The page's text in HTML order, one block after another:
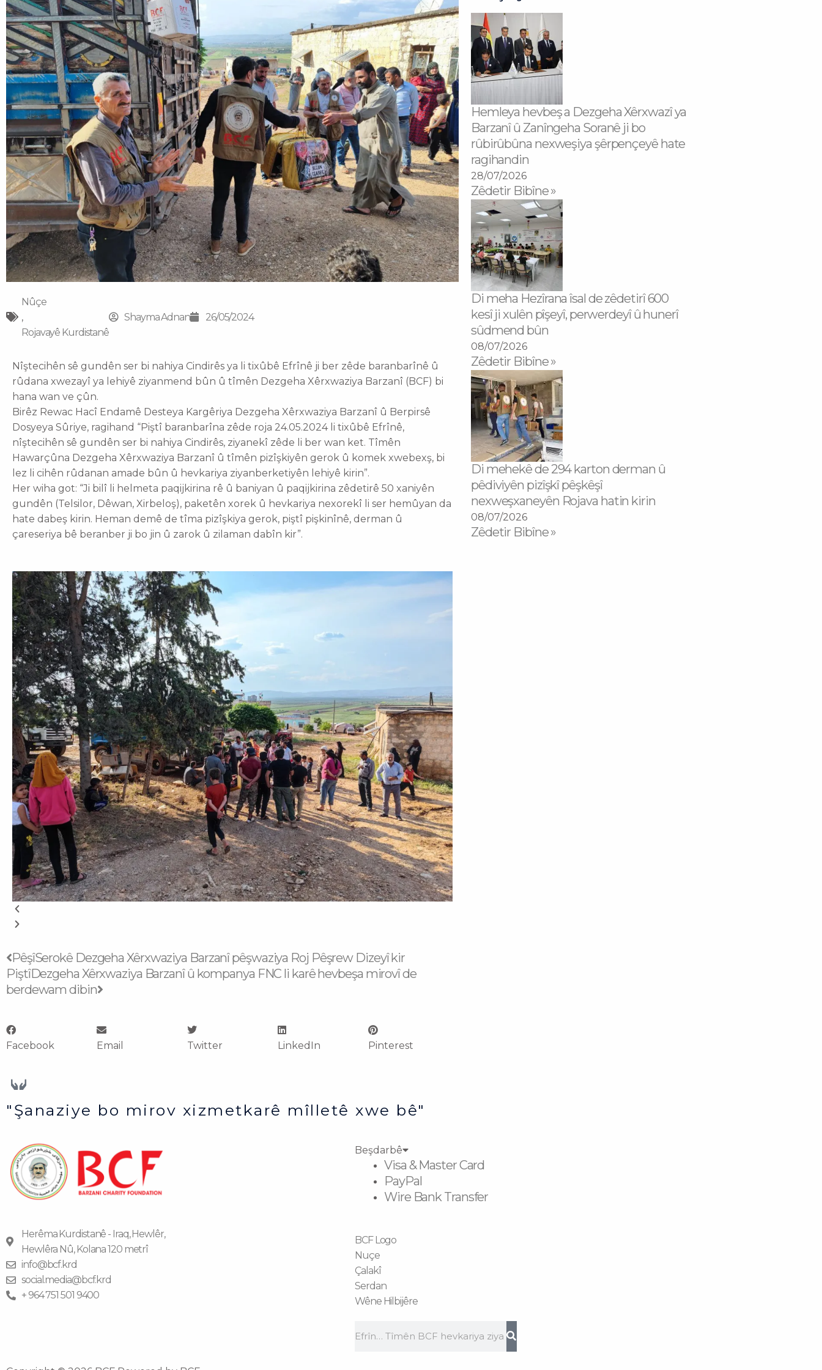
Nûçe
,
Rojavayê Kurdistanê
Shayma Adnan 26/05/2024
Nîştecihên sê gundên ser bi nahiya Cindirês ya li tixûbê Efrînê ji ber zêde baranbarînê û
rûdana xwezayî ya lehiyê ziyanmend bûn û tîmên Dezgeha Xêrxwaziya Barzanî (BCF) bi
hana wan ve çûn.
Birêz Rewac Hacî Endamê Desteya Kargêriya Dezgeha Xêrxwaziya Barzanî û Berpirsê
Dosyeya Sûriye, ragihand “Piştî baranbarîna zêde roja 24.05.2024 li tixûbê Efrînê,
nîştecihên sê gundên ser bi nahiya Cindirês, ziyanekî zêde li ber wan ket. Tîmên
Hawarçûna Dezgeha Xêrxwaziya Barzanî û tîmên pizîşkiyên gerok û komek xwebexş, bi
lez li cihên rûdanan amade bûn û hevkariya ziyanberketiyên lehiyê kirin”.
Her wiha got: “Ji bilî li helmeta paqijkirina rê û baniyan û paqijkirina zêdetirê 50 xaniyên
gundên (Telsilor, Dêwan, Xirbeloş), paketên xorek û hevkariya nexorekî li ser hemûyan da
hate dabeş kirin. Heman demê de tîma pizîşkiya gerok, piştî pişkinînê, derman û
çareseriya bê beranber ji bo jin û zarok û zilaman dabîn kir”.
Prev
PêşîSerokê Dezgeha Xêrxwaziya Barzanî pêşwaziya Roj Pêşrew Dizeyî kir
PiştîDezgeha Xêrxwaziya Barzanî û kompanya FNC li karê hevbeşa mirovî de
berdewam dibin
Next
Facebook Email Twitter LinkedIn Pinterest
Hemleya hevbeş a Dezgeha Xêrxwazî ya
Barzanî û Zanîngeha Soranê ji bo
rûbirûbûna nexweşiya şêrpençeyê hate
ragihandin
28/07/2026
Zêdetir Bibîne »
Di meha Hezîrana îsal de zêdetirî 600
kesî ji xulên pîşeyî, perwerdeyî û hunerî
sûdmend bûn
08/07/2026
Zêdetir Bibîne »
Di mehekê de 294 karton derman û
pêdiviyên pizîşkî pêşkêşî
nexweşxaneyên Rojava hatin kirin
08/07/2026
Zêdetir Bibîne »
"Şanaziye bo mirov xizmetkarê mîlletê xwe bê"
Herêma Kurdistanê - Iraq, Hewlêr,
Hewlêra Nû, Kolana 120 metrî
info@bcf.krd
social.media@bcf.krd
+ 964 751 501 9400
Beşdarbê
Visa & Master Card
PayPal
Wire Bank Transfer
BCF Logo
Nuçe
Çalakî
Serdan
Wêne Hilbijêre